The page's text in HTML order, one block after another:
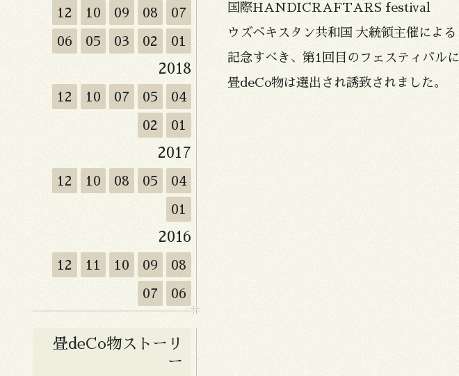
12 10 09 08 07
06 05 03 02 01
2018
12 10 07 05 04
02 01
2017
12 10 08 05 04
01
2016
12 11 10 09 08
07 06
畳deCo物ストーリ
ー
国際HANDICRAFTARS festival
ウズベキスタン共和国 大統領主催による
記念すべき、第1回目のフェスティバルに
畳deCo物は選出され誘致されました。